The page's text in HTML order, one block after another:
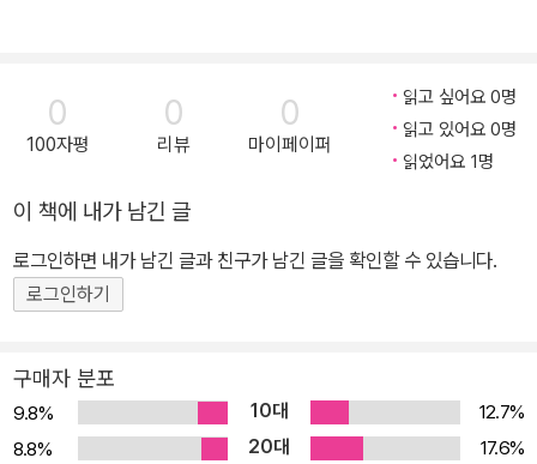
0
100자평
0
리뷰
0
마이페이퍼
읽고 싶어요 0명
읽고 있어요 0명
읽었어요 1명
이 책에 내가 남긴 글
로그인하면 내가 남긴 글과 친구가 남긴 글을 확인할 수 있습니다.
로그인하기
구매자 분포
9.8% 10대
12.7%
8.8%
20대
17.6%